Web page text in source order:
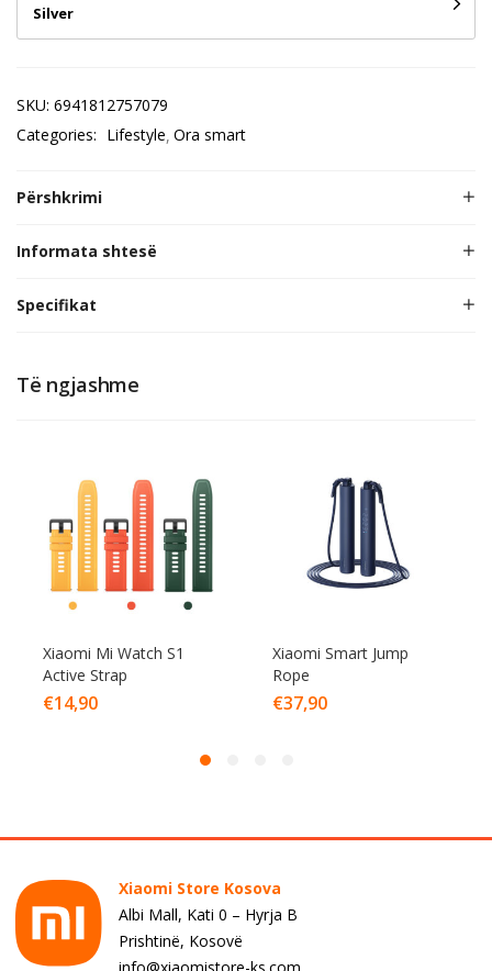
Silver
SKU: 6941812757079
Categories: Lifestyle Ora smart
Përshkrimi
Informata shtesë
Specifikat
Të ngjashme
Xiaomi Mi Watch S1
Active Strap
€14,90
Xiaomi Smart Jump
Rope
€37,90
Xiaomi Store Kosova
Albi Mall, Kati 0 – Hyrja B
Prishtinë, Kosovë